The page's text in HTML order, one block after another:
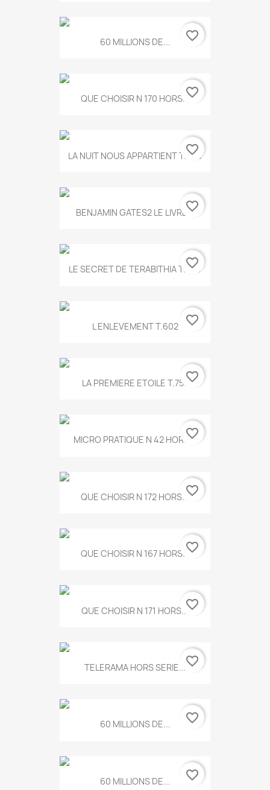
60 MILLIONS DE... favorite_border
QUE CHOISIR N 170 HORS...favorite_border
LA NUIT NOUS APPARTIENT T.634
favorite_border
BENJAMIN GATES2 LE LIVRE...
favorite_border
LE SECRET DE TERABITHIA T.560
favorite_border
L ENLEVEMENT T.602 favorite_border
LA PREMIERE ETOILE T.755favorite_border
MICRO PRATIQUE N 42 HORS...
favorite_border
QUE CHOISIR N 172 HORS...favorite_border
QUE CHOISIR N 167 HORS...favorite_border
QUE CHOISIR N 171 HORS...favorite_border
TELERAMA HORS SERIE...favorite_border
60 MILLIONS DE... favorite_border
60 MILLIONS DE... favorite_border